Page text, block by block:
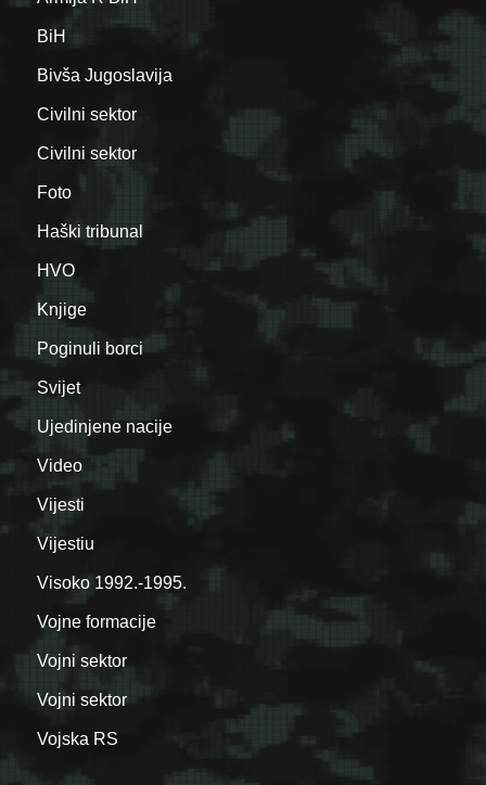
BiH
Bivša Jugoslavija
Civilni sektor
Civilni sektor
Foto
Haški tribunal
HVO
Knjige
Poginuli borci
Svijet
Ujedinjene nacije
Video
Vijesti
Vijestiu
Visoko 1992.-1995.
Vojne formacije
Vojni sektor
Vojni sektor
Vojska RS